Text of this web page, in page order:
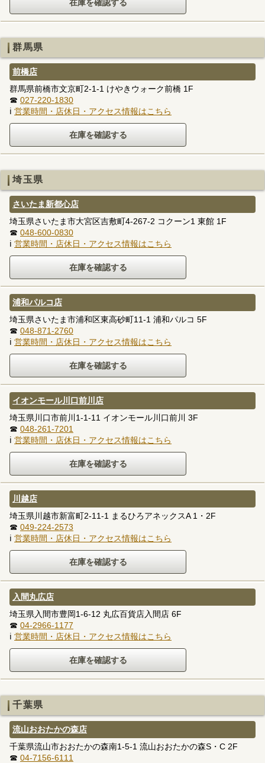
群馬県
前橋店
群馬県前橋市文京町2-1-1 けやきウォーク前橋 1F
☎ 027-220-1830
ℹ 営業時間・店休日・アクセス情報はこちら
埼玉県
さいたま新都心店
埼玉県さいたま市大宮区吉敷町4-267-2 コクーン1 東館 1F
☎ 048-600-0830
ℹ 営業時間・店休日・アクセス情報はこちら
浦和パルコ店
埼玉県さいたま市浦和区東高砂町11-1 浦和パルコ 5F
☎ 048-871-2760
ℹ 営業時間・店休日・アクセス情報はこちら
イオンモール川口前川店
埼玉県川口市前川1-1-11 イオンモール川口前川 3F
☎ 048-261-7201
ℹ 営業時間・店休日・アクセス情報はこちら
川越店
埼玉県川越市新富町2-11-1 まるひろアネックスA 1・2F
☎ 049-224-2573
ℹ 営業時間・店休日・アクセス情報はこちら
入間丸広店
埼玉県入間市豊岡1-6-12 丸広百貨店入間店 6F
☎ 04-2966-1177
ℹ 営業時間・店休日・アクセス情報はこちら
千葉県
流山おおたかの森店
千葉県流山市おおたかの森南1-5-1 流山おおたかの森S・C 2F
☎ 04-7156-6111